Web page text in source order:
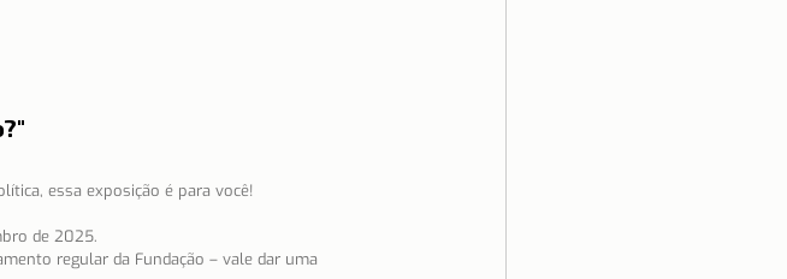
essa exposição é para você!
de 2025.
regular da Fundação – vale dar uma